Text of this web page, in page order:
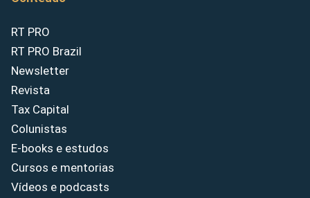
RT PRO
RT PRO Brazil
Newsletter
Revista
Tax Capital
Colunistas
E-books e estudos
Cursos e mentorias
Vídeos e podcasts